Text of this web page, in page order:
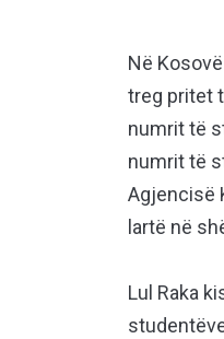
Në
treg pritet
numrit të
numrit të
Agjencisë
lartë në
Lul Raka